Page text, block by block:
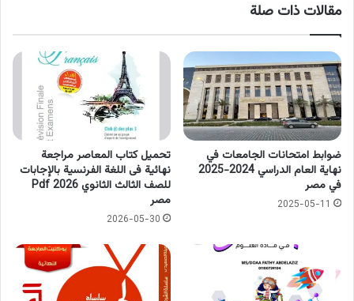
مقالات ذات صلة
ضوابط امتحانات الجامعات في
نهاية العام الدراسي 2024-2025
في مصر
2025-05-11
تحميل كتاب المعاصر مراجعة
نهائية فى اللغة الفرنسية بالإجابات
للصف الثالث الثانوي 2026 Pdf
مصر
2026-05-30